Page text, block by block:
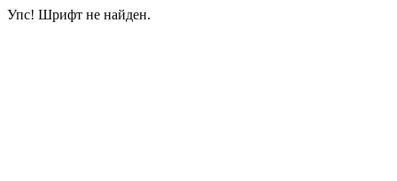
Упс! Шрифт не найден.